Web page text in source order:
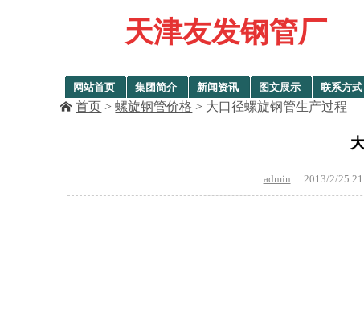
天津友发钢管厂
网站首页 集团简介 新闻资讯 图文展示 联系方式
首页 >螺旋钢管价格 > 大口径螺旋钢管生产过程
admin 2013/2/25